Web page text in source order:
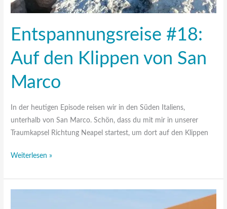
Entspannungsreise #18:
Auf den Klippen von San
Marco
In der heutigen Episode reisen wir in den Süden Italiens,
unterhalb von San Marco. Schön, dass du mit mir in unserer
Traumkapsel Richtung Neapel startest, um dort auf den Klippen
Weiterlesen »